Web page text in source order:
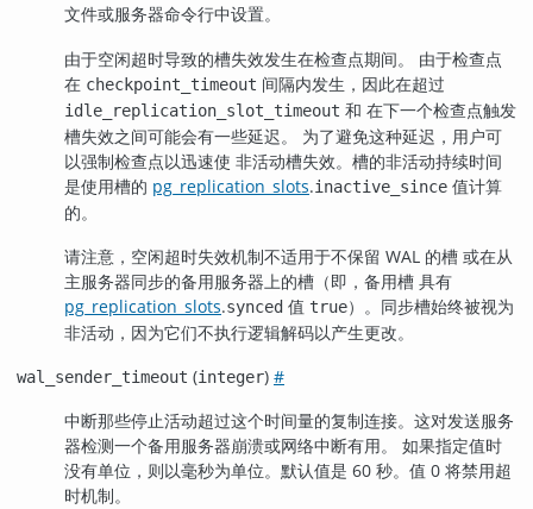
文件或服务器命令行中设置。
由于空闲超时导致的槽失效发生在检查点期间。 由于检查点
在 checkpoint_timeout 间隔内发生，因此在超过
idle_replication_slot_timeout 和 在下一个检查点触发
槽失效之间可能会有一些延迟。 为了避免这种延迟，用户可
以强制检查点以迅速使 非活动槽失效。槽的非活动持续时间
是使用槽的 pg_replication_slots.inactive_since 值计算
的。
请注意，空闲超时失效机制不适用于不保留 WAL 的槽 或在从
主服务器同步的备用服务器上的槽（即，备用槽 具有
pg_replication_slots.synced 值 true）。同步槽始终被视为
非活动，因为它们不执行逻辑解码以产生更改。
wal_sender_timeout (integer) #
中断那些停止活动超过这个时间量的复制连接。这对发送服务
器检测一个备用服务器崩溃或网络中断有用。 如果指定值时
没有单位，则以毫秒为单位。默认值是 60 秒。值 0 将禁用超
时机制。